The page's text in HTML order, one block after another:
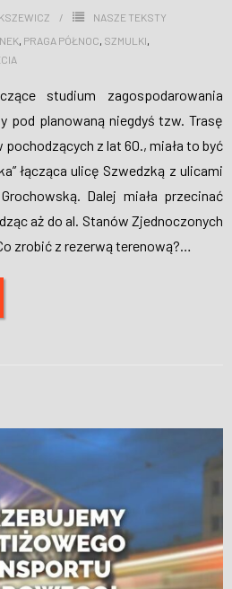
NASZE TEKSTY
PRAGA PÓŁNOC SZMULKI
studium zagospodarowania
pod planowaną niegdyś tzw. Trasę
pochodzących z lat 60., miała to być
łącząca ulicę Szwedzką z ulicami
Dalej miała przecinać
aż do al. Stanów Zjednoczonych
zrobić z rezerwą terenową?